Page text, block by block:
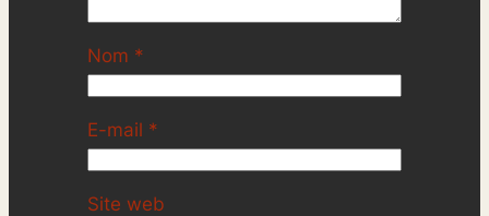
Nom *
E-mail *
Site web